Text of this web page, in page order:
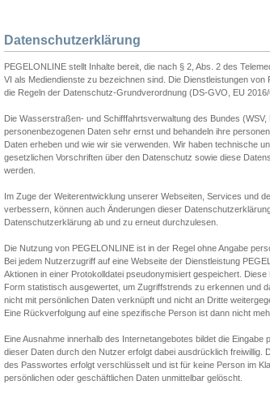
Datenschutzerklärung
PEGELONLINE stellt Inhalte bereit, die nach § 2, Abs. 2 des
VI als Mediendienste zu bezeichnen sind. Die Dienstleistungen
die Regeln der Datenschutz-Grundverordnung (DS-GVO, EU
Die Wasserstraßen- und Schifffahrtsverwaltung des Bundes
personenbezogenen Daten sehr ernst und behandeln ihre
Daten erheben und wie wir sie verwenden. Wir haben technische
gesetzlichen Vorschriften über den Datenschutz sowie diese
werden.
Im Zuge der Weiterentwicklung unserer Webseiten, Services und
verbessern, können auch Änderungen dieser
Datenschutzerklärung ab und zu erneut durchzulesen.
Die Nutzung von PEGELONLINE ist in der Regel ohne Angabe
Bei jedem Nutzerzugriff auf eine Webseite der Dienstleistung
Aktionen in einer Protokolldatei pseudonymisiert gespeichert.
Form statistisch ausgewertet, um Zugriffstrends zu erkennen und
nicht mit persönlichen Daten verknüpft und nicht an Dritte
Eine Rückverfolgung auf eine spezifische Person ist dann nicht
Eine Ausnahme innerhalb des Internetangebotes bildet die
dieser Daten durch den Nutzer erfolgt dabei ausdrücklich freiwillig.
des Passwortes erfolgt verschlüsselt und ist für keine Person im
persönlichen oder geschäftlichen Daten unmittelbar gelöscht.